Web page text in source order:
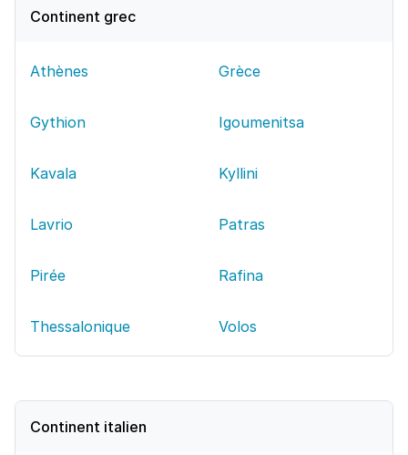
Continent grec
Athènes Grèce
Gythion Igoumenitsa
Kavala Kyllini
Lavrio Patras
Pirée Rafina
Thessalonique Volos
Continent italien